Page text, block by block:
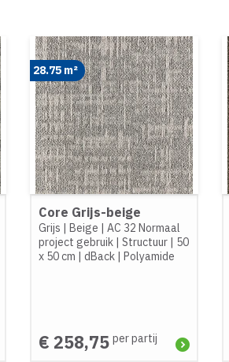
28.75 m²
Core Grijs-beige
Grijs | Beige | AC 32 Normaal
project gebruik| Structuur| 50
x 50 cm | dBack| Polyamide
€ 258,75 per partij